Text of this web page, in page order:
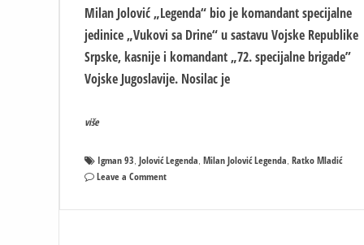
Milan Jolović „Legenda“ bio je komandant specijalne
jedinice „Vukovi sa Drine“ u sastavu Vojske Republike
Srpske, kasnije i komandant „72. specijalne brigade”
Vojske Jugoslavije. Nosilac je
više
Igman 93, Jolović Legenda, Milan Jolović Legenda, Ratko Mladić
Leave a Commenton
BIO